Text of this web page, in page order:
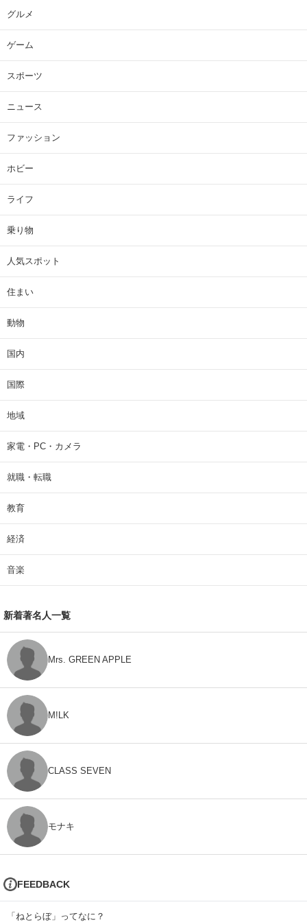
グルメ
ゲーム
スポーツ
ニュース
ファッション
ホビー
ライフ
乗り物
人気スポット
住まい
動物
国内
国際
地域
家電・PC・カメラ
就職・転職
教育
経済
音楽
新着著名人一覧
Mrs. GREEN APPLE
M!LK
CLASS SEVEN
モナキ
FEEDBACK
「ねとらぼ」ってなに？